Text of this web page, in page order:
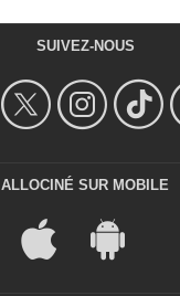
SUIVEZ-NOUS
ALLOCINÉ SUR MOBILE